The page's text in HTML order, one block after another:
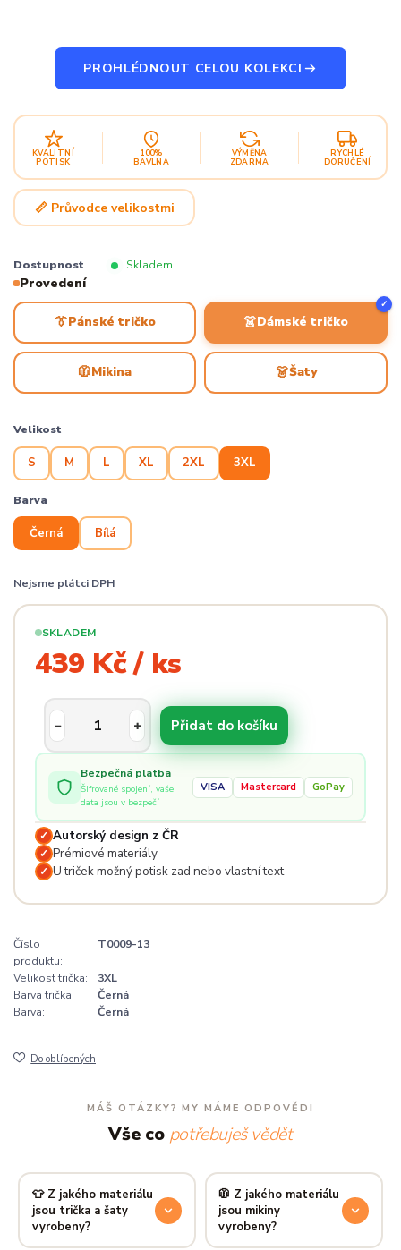
PROHLÉDNOUT CELOU KOLEKCI
KVALITNÍ
POTISK
100%
BAVLNA
VÝMĚNA
ZDARMA
RYCHLÉ
DORUČENÍ
📏 Průvodce velikostmi
Dostupnost Skladem
Provedení
👔Pánské tričko 👗Dámské tričko
✓
🧥Mikina 👗Šaty
Velikost
S M L XL 2XL 3XL
Barva
Černá Bílá
Nejsme plátci DPH
SKLADEM
439 Kč / ks
Přidat do košíku
Bezpečná platba
Šifrované spojení, vaše
data jsou v bezpečí
VISA Mastercard GoPay
✓ Autorský design z ČR
✓ Prémiové materiály
✓ U triček možný potisk zad nebo vlastní text
Číslo
produktu:
T0009-13
Velikost trička:
3XL
Barva trička:
Černá
Barva:
Černá
Do oblíbených
MÁŠ OTÁZKY? MY MÁME ODPOVĚDI
Vše co potřebuješ vědět
👕 Z jakého materiálu
jsou trička a šaty
vyrobeny?
🧥 Z jakého materiálu
jsou mikiny
vyrobeny?